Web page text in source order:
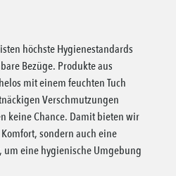
höchste Hygienestandards
Bezüge. Produkte aus
mit einem feuchten Tuch
Verschmutzungen
keine Chance. Damit bieten wir
sondern auch eine
eine hygienische Umgebung